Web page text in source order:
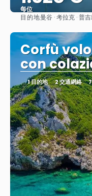
每位
目的地曼谷 · 考拉克 · 普
Corfù
con
1 目的地 2 交通網絡